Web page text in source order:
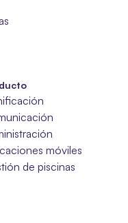
móviles
de piscinas